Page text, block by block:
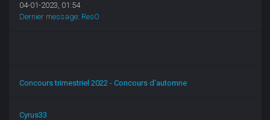
04-01-2023, 01:54
Dernier message: ResO
Concours trimestriel 2022 - Concours d'automne
Cyrus33